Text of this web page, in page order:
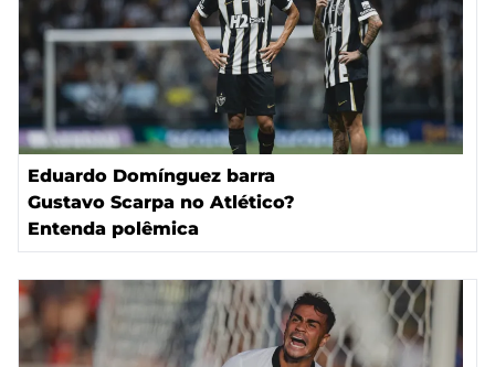
Eduardo Domínguez barra
Gustavo Scarpa no Atlético?
Entenda polêmica